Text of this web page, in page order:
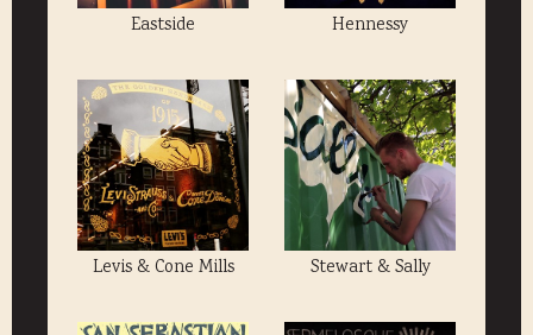
Eastside Hennessy
Levis & Cone Mills Stewart & Sally